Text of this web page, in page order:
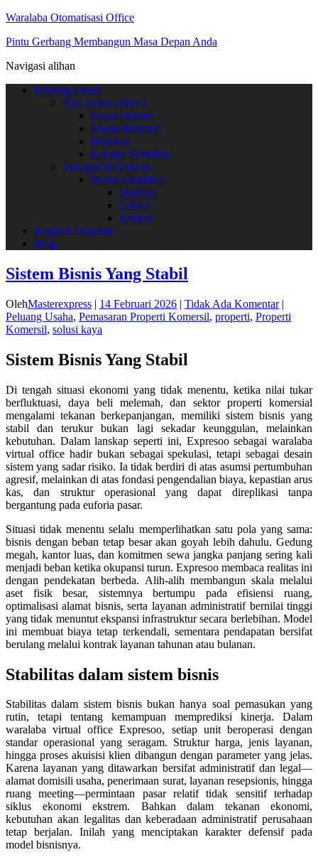
Waralaba Otomatisasi Office
Pintu Gerbang Membangun Masa Depan Anda
Navigasi alihan
Peluang Usaha
Apa virtual office?
Dasar Hukum
Syarat Bermitra
Investasi
Kenapa Bermitra?
Tahapan Kemitraan
Feature-Fasilitas
Sponsor
Lokasi
Kontak
Request Proposal
Blog
Sistem Bisnis Yang Stabil
OlehMasterexpress | 14 Februari 2026 | Tidak Ada Komentar|
Peluang Usaha, Pemasaran Properti Komersil, properti, Properti
Komersil, solusi kaya
Sistem Bisnis Yang Stabil
Di tengah situasi ekonomi yang tidak menentu, ketika nilai tukar
berfluktuasi, daya beli melemah, dan sektor properti komersial
mengalami tekanan berkepanjangan, memiliki sistem bisnis yang
stabil dan terukur bukan lagi sekadar keunggulan, melainkan
kebutuhan. Dalam lanskap seperti ini, Expresoo sebagai waralaba
virtual office hadir bukan sebagai spekulasi, tetapi sebagai desain
sistem yang sadar risiko. Ia tidak berdiri di atas asumsi pertumbuhan
agresif, melainkan di atas fondasi pengendalian biaya, kepastian arus
kas, dan struktur operasional yang dapat direplikasi tanpa
bergantung pada euforia pasar.
Situasi tidak menentu selalu memperlihatkan satu pola yang sama:
bisnis dengan beban tetap besar akan goyah lebih dahulu. Gedung
megah, kantor luas, dan komitmen sewa jangka panjang sering kali
menjadi beban ketika okupansi turun. Expresoo membaca realitas ini
dengan pendekatan berbeda. Alih-alih membangun skala melalui
aset fisik besar, sistemnya bertumpu pada efisiensi ruang,
optimalisasi alamat bisnis, serta layanan administratif bernilai tinggi
yang tidak menuntut ekspansi infrastruktur secara berlebihan. Model
ini membuat biaya tetap terkendali, sementara pendapatan bersifat
berulang melalui kontrak layanan tahunan atau bulanan.
Stabilitas dalam sistem bisnis
Stabilitas dalam sistem bisnis bukan hanya soal pemasukan yang
rutin, tetapi tentang kemampuan memprediksi kinerja. Dalam
waralaba virtual office Expresoo, setiap unit beroperasi dengan
standar operasional yang seragam. Struktur harga, jenis layanan,
hingga proses akuisisi klien dibangun dengan parameter yang jelas.
Karena layanan yang ditawarkan bersifat administratif dan legal—
alamat domisili usaha, penerimaan surat, layanan resepsionis, hingga
ruang meeting—permintaan pasar relatif tidak sensitif terhadap
siklus ekonomi ekstrem. Bahkan dalam tekanan ekonomi,
kebutuhan akan legalitas dan keberadaan administratif perusahaan
tetap berjalan. Inilah yang menciptakan karakter defensif pada
model bisnisnya.